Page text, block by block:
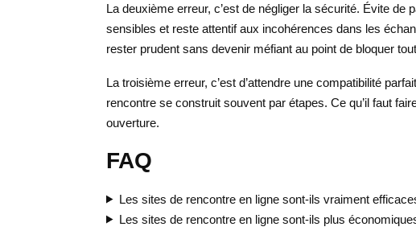
La deuxième erreur, c’est de négliger la sécurité. Évite de
sensibles et reste attentif aux incohérences dans les
rester prudent sans devenir méfiant au point de bloquer
La troisième erreur, c’est d’attendre une compatibilité
rencontre se construit souvent par étapes. Ce qu’il faut
ouverture.
FAQ
Les sites de rencontre en ligne sont-ils vraiment
Les sites de rencontre en ligne sont-ils plus